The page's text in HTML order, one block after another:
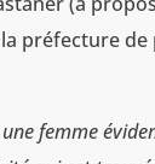
préfecture de
femme